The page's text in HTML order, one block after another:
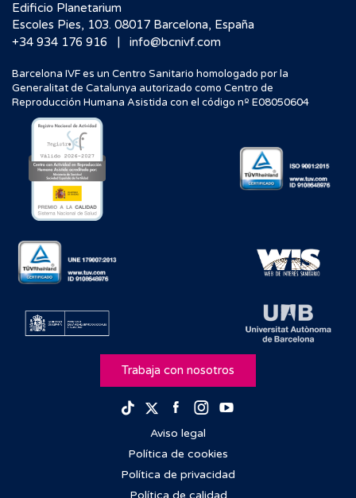
Edificio Planetarium
Escoles Pies, 103. 08017 Barcelona, España
+34 934 176 916
| info@bcnivf.com
Barcelona IVF es un Centro Sanitario homologado por la
Generalitat de Catalunya autorizado como Centro de
Reproducción Humana Asistida con el código nº E08050604
Trabaja con nosotros
TikTokTwitterFacebook
Instagram
Aviso legal
Política de cookies
Política de privacidad